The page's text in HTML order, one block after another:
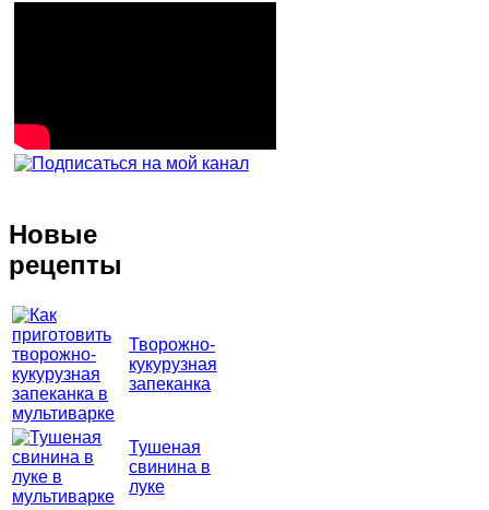
Новые
рецепты
Творожно-
кукурузная
запеканка
Тушеная
свинина в
луке